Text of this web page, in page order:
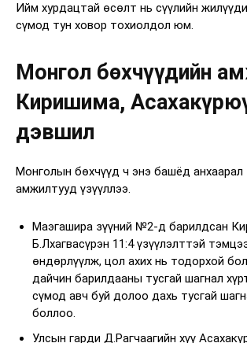
Ийм хурдацтай өсөлт нь сүүлийн
сүмод тун ховор тохиолдол юм.
Монгол бөхчүүдийн
Киришима,
дэвшил
Монголын бөхчүүд ч энэ башёд анхаарал
амжилтууд үзүүллээ.
Маэгашира зүүний №2-д барилдсан
Б.Лхагвасүрэн 11:4 үзүүлэлттэй
өндөрлүүлж, цол ахих нь тодорхой
дайчин барилдааны тусгай шагнал
сүмод авч буй долоо дахь тусгай
боллоо.
Улсын гарди Д.Рагчаагийн хүү